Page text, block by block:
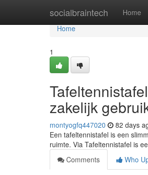
socialbraintech Home
Home
Home
1
zakelijk
montyogfq447020 82 days
Een tafeltennistafel is een
ruimte. Via Tafeltennistafel is
Comments
Who